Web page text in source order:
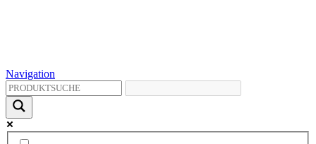
Navigation